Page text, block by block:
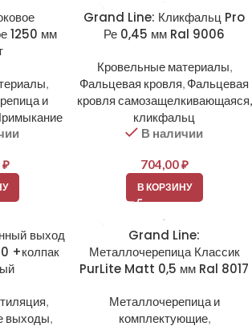
1250 мм
,
и
₽
Grand Line: Кликфальц Pro
Ре 0,45 мм Ral 9006
Кровельные материалы,
Фальцевая кровля, Фальцевая
кровля самозащелкивающаяся,
кликфальц
В наличии
704,00₽
В КОРЗИНУ
выход
+колпак
,
выходы,
Grand Line:
Металлочерепица Классик
PurLite Matt 0,5 мм Ral 8017
Металлочерепица и
комплектующие,